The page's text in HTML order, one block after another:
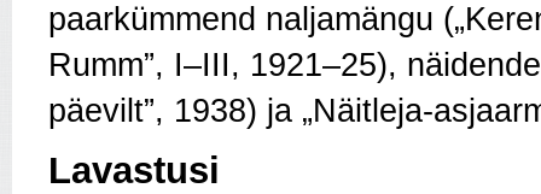
paarkümmend naljamängu
Rumm”, I–III, 1921–25),
päevilt”, 1938) ja „Näitleja-
Lavastusi